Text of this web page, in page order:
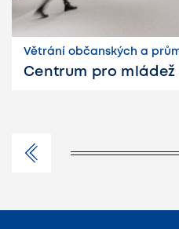
Větrání občanských a
Centrum pro mládež